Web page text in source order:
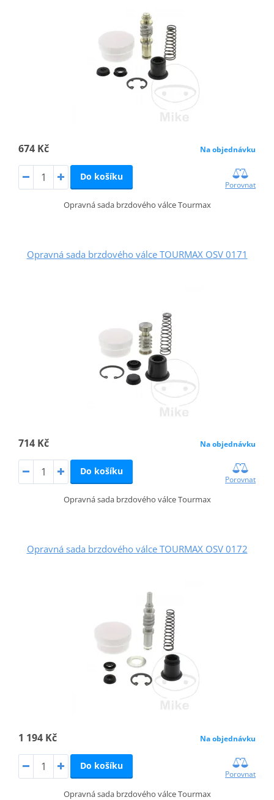
674 Kč Na objednávku
Do košíku
Porovnat
Opravná sada brzdového válce Tourmax
Opravná sada brzdového válce TOURMAX OSV 0171
714 Kč Na objednávku
Do košíku
Porovnat
Opravná sada brzdového válce Tourmax
Opravná sada brzdového válce TOURMAX OSV 0172
1 194 Kč Na objednávku
Do košíku
Porovnat
Opravná sada brzdového válce Tourmax